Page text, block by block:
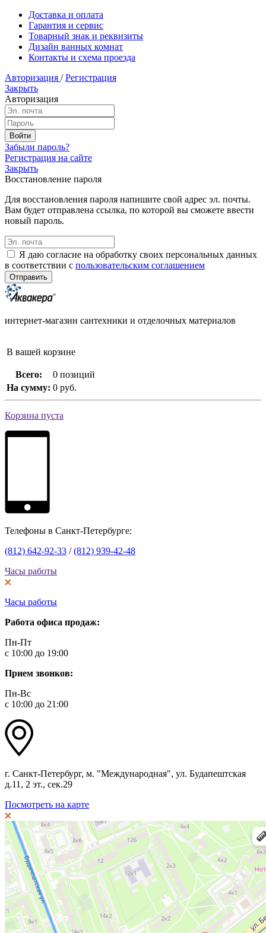
Доставка и оплата
Гарантия и сервис
Товарный знак и реквизиты
Дизайн ванных комнат
Контакты и схема проезда
Авторизация / Регистрация
Закрыть
Авторизация
Забыли пароль?
Регистрация на сайте
Закрыть
Восстановление пароля
Для восстановления пароля напишите свой адрес эл. почты.
Вам будет отправлена ссылка, по которой вы сможете ввести
новый пароль.
Я даю согласие на обработку своих персональных данных
в соответствии с пользовательским соглашением
интернет-магазин сантехники и отделочных материалов
В вашей корзине
Всего:
0 позиций
На сумму: 0 руб.
Корзина пуста
Телефоны в Санкт-Петербурге:
(812) 642-92-33 /(812) 939-42-48
Часы работы
Часы работы
Работа офиса продаж:
Пн-Пт
с 10:00 до 19:00
Прием звонков:
Пн-Вс
с 10:00 до 21:00
г. Санкт-Петербург, м. "Международная", ул. Будапештская
д.11, 2 эт., сек.29
Посмотреть на карте